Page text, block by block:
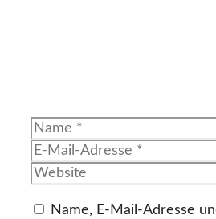
Name
Name, E-Mail-Adresse